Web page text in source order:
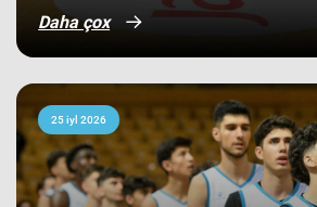
İsveç millisi
5-cisi olub.
yığması isə
çempionatı
Millimiz
əzmkar
sıralamada
qoymağı
Daha çox
25 iyl 2026